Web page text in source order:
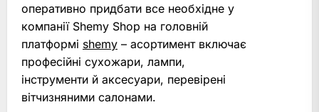
оперативно придбати все необхідне у
компанії Shemy Shop на головній
платформі shemy – асортимент включає
професійні сухожари, лампи,
інструменти й аксесуари, перевірені
вітчизняними салонами.